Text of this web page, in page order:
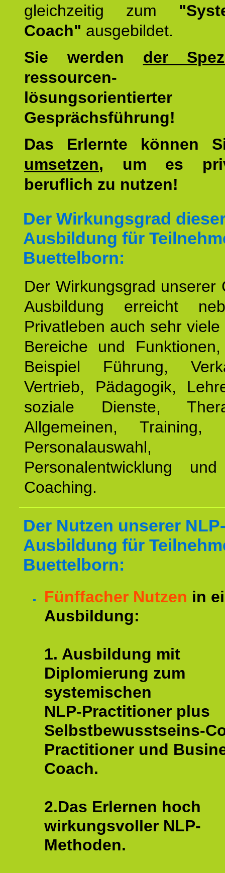
gleichzeitig zum
Coach" ausgebildet.
Sie werden der
lösungsorientierter
Gesprächsführung!
Das Erlernte können
umsetzen, um es
beruflich zu nutzen!
Der Wirkungsgrad
Ausbildung für
Buettelborn:
Der Wirkungsgrad unserer
Ausbildung erreicht
Privatleben auch sehr
Bereiche und
Beispiel Führung,
Vertrieb, Pädagogik,
soziale Dienste,
Allgemeinen, Training,
Personalauswahl,
Personalentwicklung
Coaching.
Der Nutzen unserer
Ausbildung für
Buettelborn:
Fünffacher Nutzen in
Ausbildung:
1. Ausbildung mit
Diplomierung zum
systemischen
NLP-Practitioner plus
Selbstbewusstseins-
Practitioner und
Coach.
2.Das Erlernen hoch
wirkungsvoller NLP-
Methoden.